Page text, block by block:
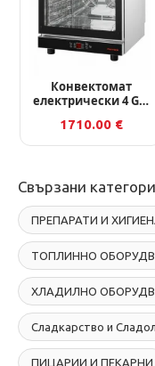
Конвектомат
електрически 4 GN
1710.00 €
Свързани
ПРЕПАРАТИ И
ТОПЛИННО
ХЛАДИЛНО
Сладкарство и
ПИЦАРИИ И ПЕКАРНИ